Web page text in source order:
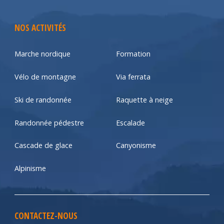
NOS ACTIVITÉS
Marche nordique Formation
Vélo de montagne Via ferrata
Ski de randonnée Raquette à neige
Randonnée pédestre Escalade
Cascade de glace Canyonisme
Alpinisme
CONTACTEZ-NOUS